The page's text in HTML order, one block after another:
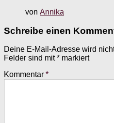
von Annika
Schreibe einen
Deine E-Mail-Adresse wird
Felder sind mit* markiert
Kommentar *